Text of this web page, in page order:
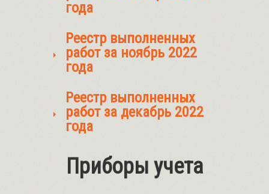
года
Реестр выполненных
работ за ноябрь 2022
года
Реестр выполненных
работ за декабрь 2022
года
Приборы учета